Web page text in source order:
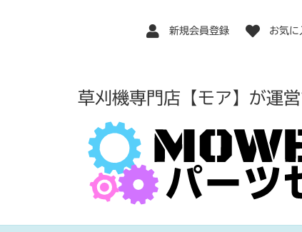
新規会員登録 お気に
草刈機専門店【モア】が運